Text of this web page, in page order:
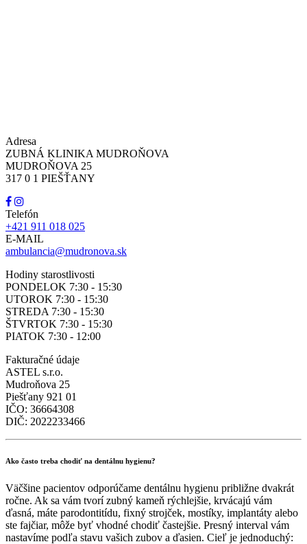
Adresa
ZUBNÁ KLINIKA MUDROŇOVA
MUDROŇOVA 25
317 0 1 PIEŠŤANY
Telefón
+421 911 018 025
E-MAIL
ambulancia@mudronova.sk
Hodiny starostlivosti
PONDELOK 7:30 - 15:30
UTOROK 7:30 - 15:30
STREDA 7:30 - 15:30
ŠTVRTOK 7:30 - 15:30
PIATOK 7:30 - 12:00
Fakturačné údaje
ASTEL s.r.o.
Mudroňova 25
Piešťany 921 01
IČO: 36664308
DIČ: 2022233466
Ako často treba chodiť na dentálnu hygienu?
Väčšine pacientov odporúčame dentálnu hygienu približne dvakrát
ročne. Ak sa vám tvorí zubný kameň rýchlejšie, krvácajú vám
ďasná, máte parodontitídu, fixný strojček, mostíky, implantáty alebo
ste fajčiar, môže byť vhodné chodiť častejšie. Presný interval vám
nastavíme podľa stavu vašich zubov a ďasien. Cieľ je jednoduchý: